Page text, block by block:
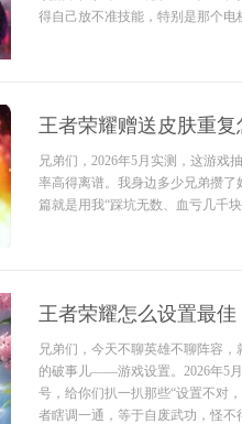
得自己放不准技能，特别是那个
王者荣耀赠送皮肤重
兄弟们，2026年5月实测，这游戏
率高得离谱。我身边多少兄弟攒
篇就是用我“踩坑无数、血亏几千
王者荣耀怎么设置最
兄弟们，今天不聊英雄不聊阵容
的破事儿——游戏设置。2026年5
号，给你们扒一扒那些“设置不对
者瞎调一通，等于自废武功，怪